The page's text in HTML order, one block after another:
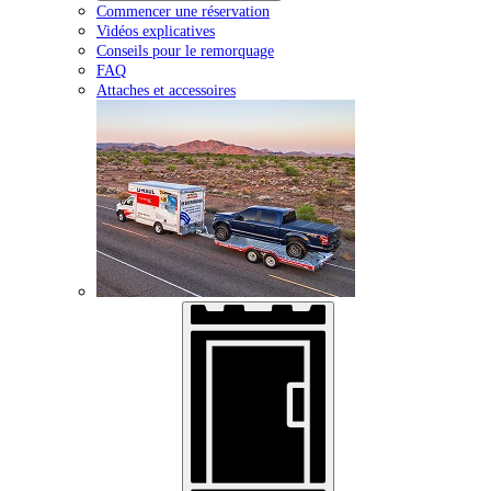
Commencer une réservation
Vidéos explicatives
Conseils pour le remorquage
FAQ
Attaches et accessoires